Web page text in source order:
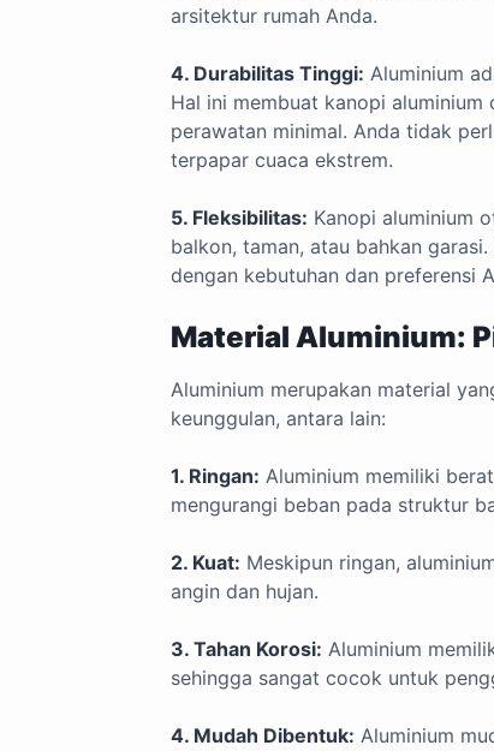
arsitektur rumah Anda.
4. Durabilitas Tinggi: Aluminium
Hal ini membuat kanopi
perawatan minimal. Anda tidak
terpapar cuaca ekstrem.
5. Fleksibilitas: Kanopi aluminium
balkon, taman, atau bahkan
dengan kebutuhan dan preferensi
Material Aluminium:
Aluminium merupakan material
keunggulan, antara lain:
1. Ringan: Aluminium memiliki
mengurangi beban pada struktur
2. Kuat: Meskipun ringan,
angin dan hujan.
3. Tahan Korosi: Aluminium
sehingga sangat cocok untuk
4. Mudah Dibentuk: Aluminium